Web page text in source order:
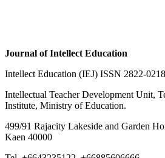
Journal of Intellect Education
Intellect Education (IEJ) ISSN 2822-
Intellectual Teacher Development Unit,
Institute, Ministry of Education.
499/91 Rajacity Lakeside and Garden
Kaen 40000